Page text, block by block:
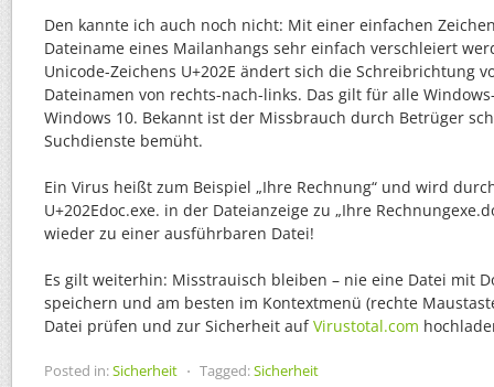
Den kannte ich auch noch nicht: Mit einer einfachen
Dateiname eines Mailanhangs sehr einfach verschleiert
Unicode-Zeichens U+202E ändert sich die Schreibrichtung
Dateinamen von rechts-nach-links. Das gilt für alle
Windows 10. Bekannt ist der Missbrauch durch Betrüger
Suchdienste bemüht.
Ein Virus heißt zum Beispiel „Ihre Rechnung“ und wird
U+202Edoc.exe. in der Dateianzeige zu „Ihre
wieder zu einer ausführbaren Datei!
Es gilt weiterhin: Misstrauisch bleiben – nie eine Datei mit
speichern und am besten im Kontextmenü (rechte
Datei prüfen und zur Sicherheit aufVirustotal.com
Posted in:Sicherheit ⋅ Tagged:Sicherheit